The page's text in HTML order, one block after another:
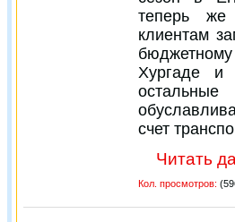
теперь
клиентам
Хургаде
счет
Читать
Кол. просмотров: